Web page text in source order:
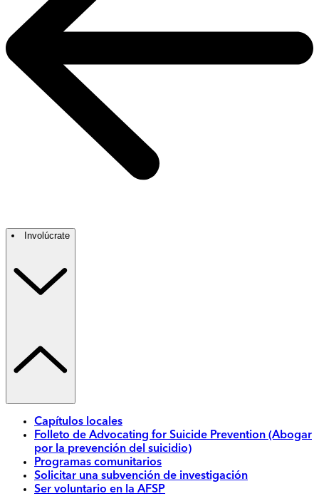
Involúcrate
Capítulos locales
Folleto de Advocating for Suicide Prevention (Abogar
por la prevención del suicidio)
Programas comunitarios
Solicitar una subvención de investigación
Ser voluntario en la AFSP